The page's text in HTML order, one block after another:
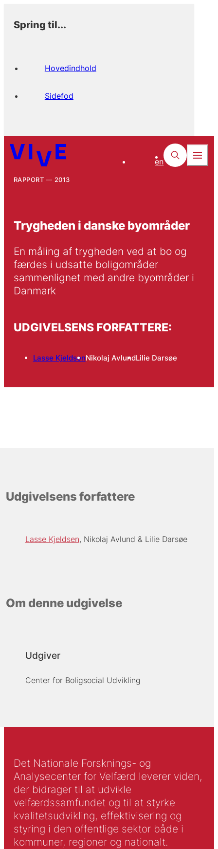
Spring til...
Hovedindhold
Sidefod
en
RAPPORT 2013
Trygheden i danske byområder
En måling af trygheden ved at bo og
færdes i udsatte boligområder
sammenlignet med andre byområder i
Danmark
UDGIVELSENS FORFATTERE:
Lasse KjeldsenNikolaj AvlundLilie Darsøe
Udgivelsens forfattere
Lasse Kjeldsen Nikolaj Avlund Lilie Darsøe
Om denne udgivelse
Udgiver
Center for Boligsocial Udvikling
Det Nationale Forsknings- og
Analysecenter for Velfærd leverer viden,
der bidrager til at udvikle
velfærdssamfundet og til at styrke
kvalitetsudvikling, effektivisering og
styring i den offentlige sektor både i
kommuner, regioner og nationalt.